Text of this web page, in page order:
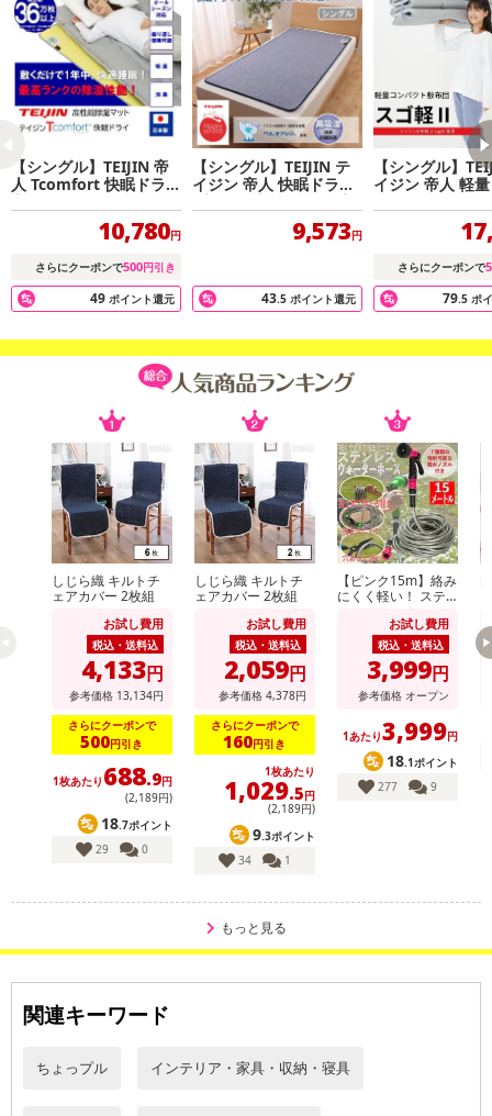
【シングル】TEIJIN 帝
人 Tcomfort 快眠ドライ
高性能除湿マット
10,780円
さらにクーポンで500円引き
49 ポイント還元
【シングル】TEIJIN テ
イジン 帝人 快眠ドライ
プラス（高吸湿タイプ）
9,573円
43.5 ポイント還元
【シングル】
イジン 帝人 軽
さらにクーポンで
79.5 ポ
しじら織 キルトチ
ェアカバー 2枚組
お試し費用
税込・送料込
4,133円
参考価格 13,134円
さらにクーポンで
500円引き
1枚あたり 688.9円
(2,189円)
18.7ポイント
29
0
しじら織 キルトチ
ェアカバー 2枚組
お試し費用
税込・送料込
2,059円
参考価格 4,378円
さらにクーポンで
160円引き
1枚あたり
1,029.5円
(2,189円)
9.3ポイント
34
1
【ピンク15m】絡み
にくく軽い！ ステ
ース (散水パター
ン：7種類切替可)
お試し費用
税込・送料込
3,999円
参考価格 オープン
1あたり3,999円
18.1ポイント
277
9
もっと見る
関連キーワード
ちょっプル インテリア・家具・収納・寝具